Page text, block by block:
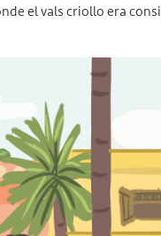
el vals criollo era